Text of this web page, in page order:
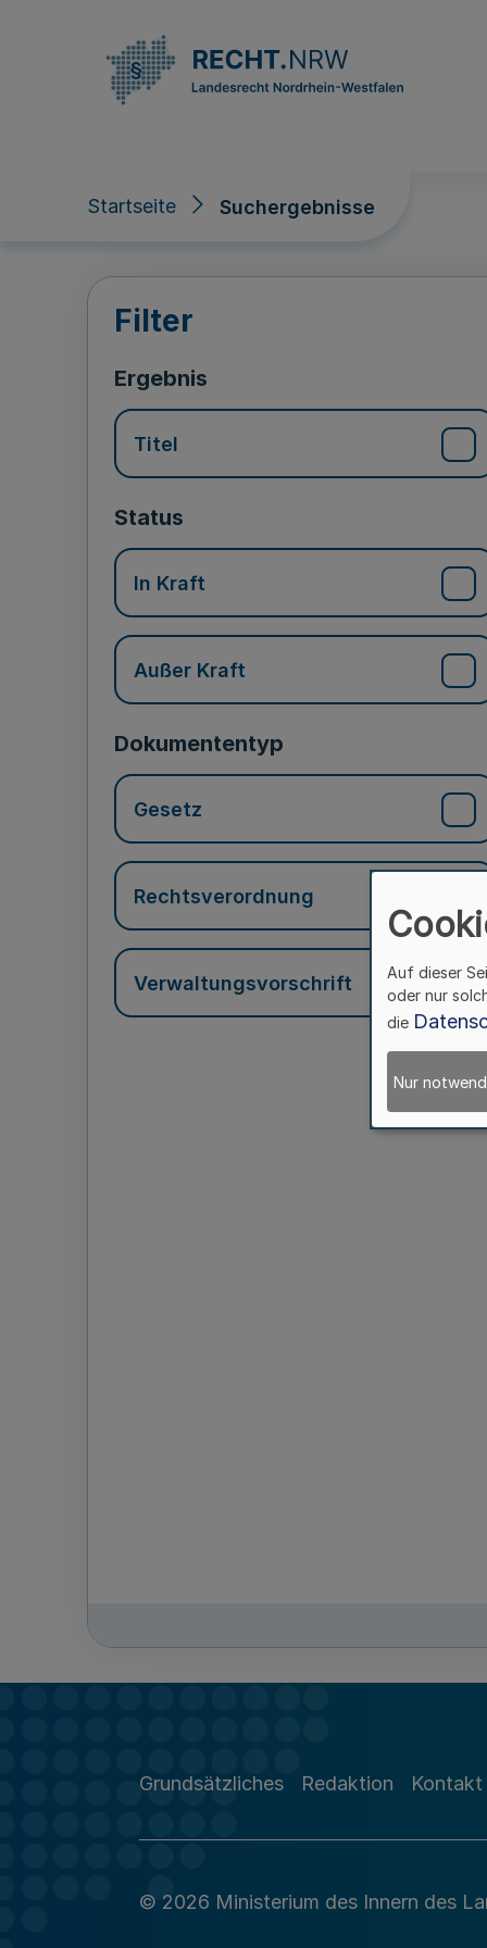
Startseite Suchergebnisse
Suchergebnisse
Filter
Ergebnis
Titel
Status
In Kraft
Außer Kraft
Dokumententyp
Gesetz
Rechtsverordnung
Verwaltungsvorschrift
Grundsätzliches Redaktion Kontakt
© 2026 Ministerium des Innern des
Auf dieser
oder nur
die
Nur